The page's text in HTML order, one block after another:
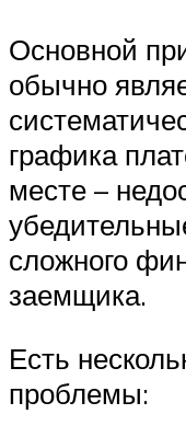
Основной
обычно
графика
месте –
сложного
заемщика.
Есть
проблемы: